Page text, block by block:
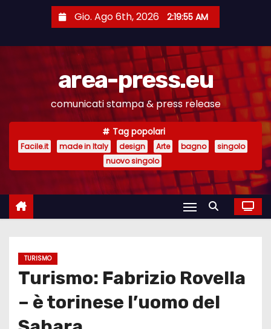
e
Gio. Ago 6th, 2026 2:19:56 AM
area-press.eu
comunicati stampa & press release
Tag popolari
Facile.it made in Italy design Arte bagno
singolo
nuovo singolo
TURISMO
Turismo: Fabrizio Rovella
– è torinese l’uomo del